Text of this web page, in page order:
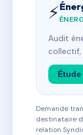
⚡
Audit
Demande
destinataire
relation